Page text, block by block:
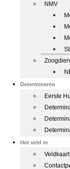
NMV
Determineren
Eerste
Het veld in